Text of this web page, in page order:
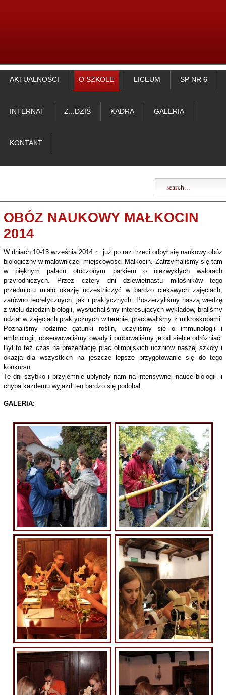
AKTUALNOŚCI O SZKOLE LICEUM SP NR 6
INTERNAT Z...DZIŚ KADRA GALERIA
KONTAKT
OBÓZ NAUKOWY MAŁKOCIN
2014
W dniach 10-13 września 2014 r. już po raz trzeci odbył się naukowy obóz
biologiczny w malowniczej miejscowości Małkocin. Zatrzymaliśmy się tam
w pięknym pałacu otoczonym parkiem o niezwykłych walorach
przyrodniczych. Przez cztery dni dziewiętnastu miłośników tego
przedmiotu miało okazję uczestniczyć w bardzo ciekawych zajęciach,
zarówno teoretycznych, jak i praktycznych. Poszerzyliśmy naszą wiedzę
z wielu dziedzin biologii, wysłuchaliśmy interesujących wykładów, braliśmy
udział w zajęciach praktycznych w terenie, pracowaliśmy z mikroskopami.
Poznaliśmy rodzime gatunki roślin, uczyliśmy się o immunologii i
embriologii, obserwowaliśmy owady i próbowaliśmy je od siebie odróżniać.
Był to też czas na prezentację prac olimpijskich uczniów naszej szkoły i
okazja dla wszystkich na jeszcze lepsze przygotowanie się do tego
konkursu.
Te dni szybko i przyjemnie upłynęły nam na intensywnej nauce biologii i
chyba każdemu wyjazd ten bardzo się podobał.
GALERIA: